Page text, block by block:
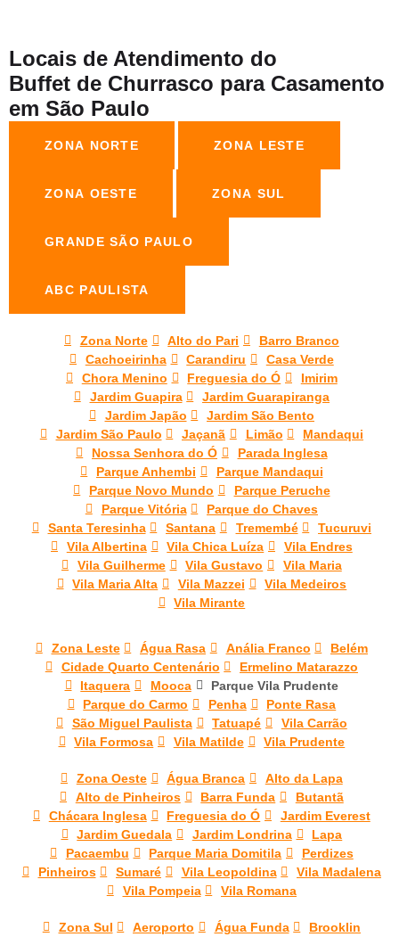
Locais de Atendimento do
Buffet de Churrasco para Casamento
em São Paulo
ZONA NORTE ZONA LESTE
ZONA OESTE ZONA SUL
GRANDE SÃO PAULO
ABC PAULISTA
Zona Norte Alto do Pari
Barro Branco
Cachoeirinha
Carandiru
Casa Verde
Chora Menino
Freguesia do Ó
Imirim
Jardim Guapira
Jardim Guarapiranga
Jardim Japão
Jardim São Bento
Jardim São Paulo
Jaçanã Limão
Mandaqui
Nossa Senhora do Ó
Parada Inglesa
Parque Anhembi
Parque Mandaqui
Parque Novo Mundo
Parque Peruche
Parque Vitória
Parque do Chaves
Santa Teresinha
Santana Tremembé
Tucuruvi
Vila Albertina
Vila Chica Luíza
Vila Endres
Vila Guilherme
Vila Gustavo
Vila Maria
Vila Maria Alta
Vila Mazzei
Vila Medeiros
Vila Mirante
Zona Leste Água Rasa Anália Franco
Belém
Cidade Quarto Centenário
Ermelino Matarazzo
Itaquera
Mooca
Parque Vila Prudente
Parque do Carmo
Penha
Ponte Rasa
São Miguel Paulista
Tatuapé
Vila Carrão
Vila Formosa
Vila Matilde Vila Prudente
Zona Oeste Água Branca
Alto da Lapa
Alto de Pinheiros
Barra Funda
Butantã
Chácara Inglesa
Freguesia do Ó
Jardim Everest
Jardim Guedala
Jardim Londrina
Lapa
Pacaembu
Parque Maria Domitila
Perdizes
Pinheiros
Sumaré Vila Leopoldina
Vila Madalena
Vila Pompeia
Vila Romana
Zona Sul Aeroporto Água Funda
Brooklin